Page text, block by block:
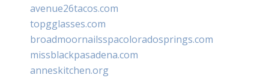
avenue26tacos.com
topgglasses.com
broadmoornailsspacoloradosprings.com
missblackpasadena.com
anneskitchen.org